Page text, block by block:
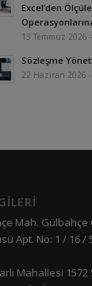
Excel’den
13 Temmuz 2026
Sözleşme
22 Haziran 2026
Mah. Gülbahçe
Apt. No: 1 / 16 /
Mahallesi